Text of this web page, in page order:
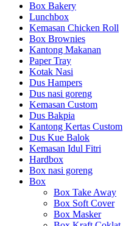
Box Bakery
Lunchbox
Kemasan Chicken Roll
Box Brownies
Kantong Makanan
Paper Tray
Kotak Nasi
Dus Hampers
Dus nasi goreng
Kemasan Custom
Dus Bakpia
Kantong Kertas Custom
Dus Kue Balok
Kemasan Idul Fitri
Hardbox
Box nasi goreng
Box
Box Take Away
Box Soft Cover
Box Masker